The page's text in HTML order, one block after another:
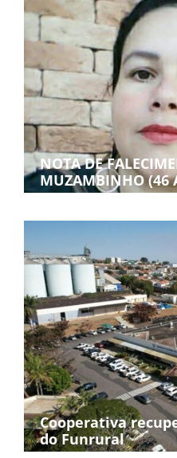
NOTA DE
MUZAMBINHO (46
Cooperativa
do Funrural